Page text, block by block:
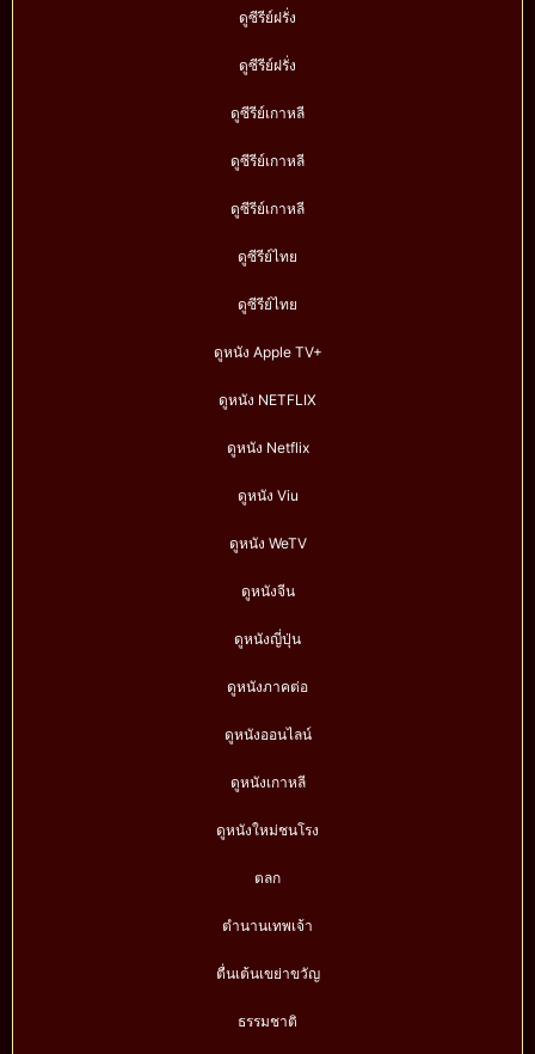
ดูซีรีย์ฝรั่ง
ดูซีรีย์ฝรั่ง
ดูซีรีย์เกาหลี
ดูซีรีย์เกาหลี
ดูซีรีย์เกาหลี
ดูซีรีย์ไทย
ดูซีรีย์ไทย
ดูหนัง Apple TV+
ดูหนัง NETFLIX
ดูหนัง Netflix
ดูหนัง Viu
ดูหนัง WeTV
ดูหนังจีน
ดูหนังญี่ปุ่น
ดูหนังภาคต่อ
ดูหนังออนไลน์
ดูหนังเกาหลี
ดูหนังใหม่ชนโรง
ตลก
ตำนานเทพเจ้า
ตื่นเต้นเขย่าขวัญ
ธรรมชาติ